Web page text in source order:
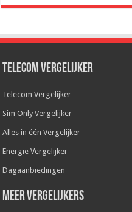
Telecom Vergelijker
Telecom Vergelijker
Sim Only Vergelijker
Alles in één Vergelijker
Energie Vergelijker
Dagaanbiedingen
Meer Vergelijkers